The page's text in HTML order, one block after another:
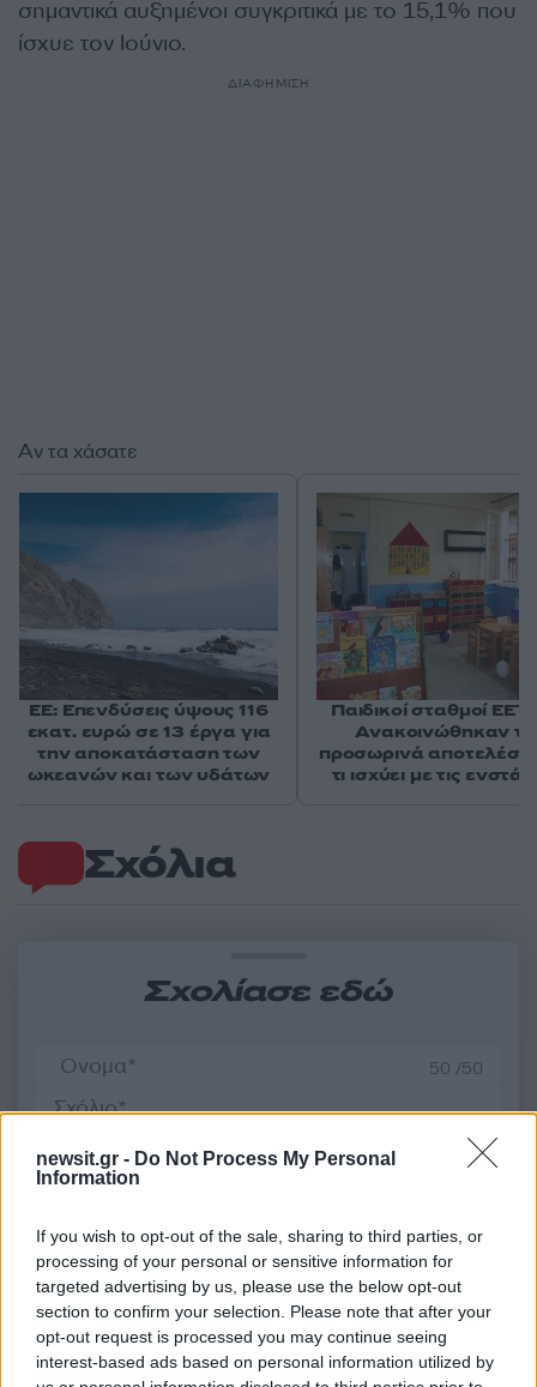
newsit.gr - Do Not Process My Personal
Information
If you wish to opt-out of the sale, sharing to third parties, or
processing of your personal or sensitive information for
targeted advertising by us, please use the below opt-out
section to confirm your selection. Please note that after your
opt-out request is processed you may continue seeing
interest-based ads based on personal information utilized by
σημαντικά αυξημένοι συγκριτικά με το 15,1% που
ίσχυε τον Ιούνιο.
ΔΙΑΦΗΜΙΣΗ
Σχόλια
Σχολίασε εδώ
50 /50
Υποβολή σχολίου
Όροι Χρήσης. Το site προστατεύεται από reCAPTCHA, ισχύουν
Πολιτική Απορρήτου
Όροι Χρήσης της Google.
Διεθνή
Αν τα χάσατε
ΕΕ: Επενδύσεις ύψους 116
εκατ. ευρώ σε 13 έργα για
την αποκατάσταση των
ωκεανών και των υδάτων
Παιδικοί σταθμοί
Ανακοινώθηκαν τα
προσωρινά
τι ισχύει με τις